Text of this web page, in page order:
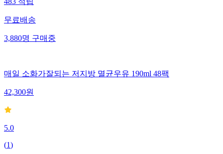
무료배송
3,880명 구매중
매일 소화가잘되는 저지방 멸균우유 190ml 48팩
42,300원
5.0
(1)